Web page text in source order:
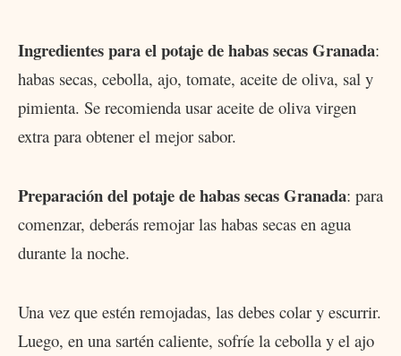
Ingredientes para el potaje de habas secas Granada:
habas secas, cebolla, ajo, tomate, aceite de oliva, sal y
pimienta. Se recomienda usar aceite de oliva virgen
extra para obtener el mejor sabor.
Preparación del potaje de habas secas Granada: para
comenzar, deberás remojar las habas secas en agua
durante la noche.
Una vez que estén remojadas, las debes colar y escurrir.
Luego, en una sartén caliente, sofríe la cebolla y el ajo